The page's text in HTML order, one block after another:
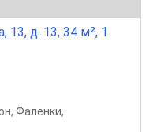
13, д. 13, 34 м², 1
, Фаленки,